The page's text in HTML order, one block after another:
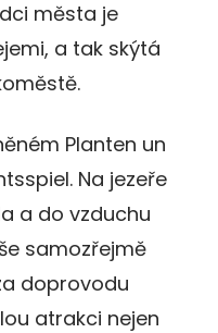
města je
a tak skýtá
Planten un
Na jezeře
a do vzduchu
samozřejmě
doprovodu
atrakci nejen